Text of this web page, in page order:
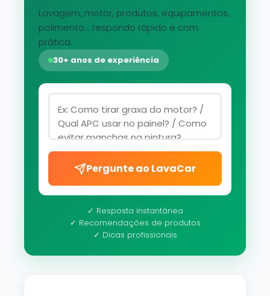
Lavagem, motor, produtos, equipamentos,
polimento... respondo rápido e com
prática.
30+ anos de experiência
Pergunte ao LavaCar
✓ Resposta instantânea
✓ Recomendações de produtos
✓ Dicas profissionais